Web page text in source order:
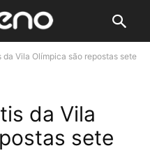
da Vila Olímpica são repostas sete
da Vila
sete